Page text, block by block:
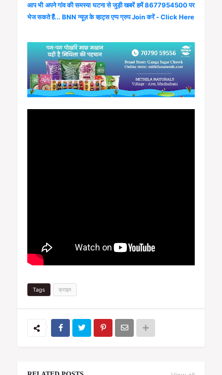
आप भी अपने गांव की समस्या घटना से जुड़ी खबरें हमें 8677954500 पर
भेज सकते हैं... BNN न्यूज़ के व्हाट्स एप्प ग्रुप Join करें - Click Here
Tags क्राइम